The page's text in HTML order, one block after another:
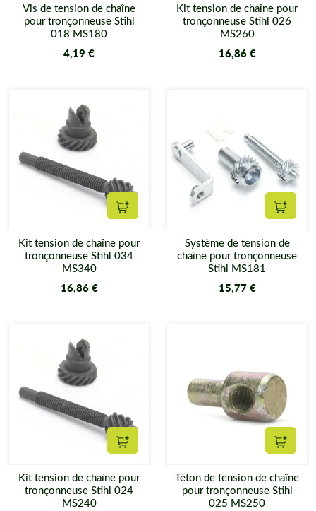
Vis de tension de chaîne
pour tronçonneuse Stihl
018 MS180
4,19 €
Kit tension de chaîne pour
tronçonneuse Stihl 026
MS260
16,86 €
Ajouter au panier
Kit tension de chaîne pour
tronçonneuse Stihl 034
MS340
16,86 €
Système de tension de
chaîne pour tronçonneuse
Stihl MS181
15,77 €
Ajouter au panier
Kit tension de chaîne pour
tronçonneuse Stihl 024
MS240
Téton de tension de chaîne
pour tronçonneuse Stihl
025 MS250